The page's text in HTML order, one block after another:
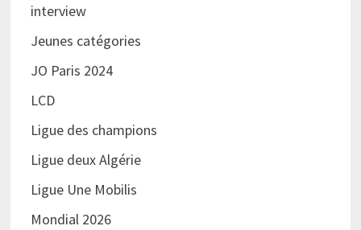
interview
Jeunes catégories
JO Paris 2024
LCD
Ligue des champions
Ligue deux Algérie
Ligue Une Mobilis
Mondial 2026